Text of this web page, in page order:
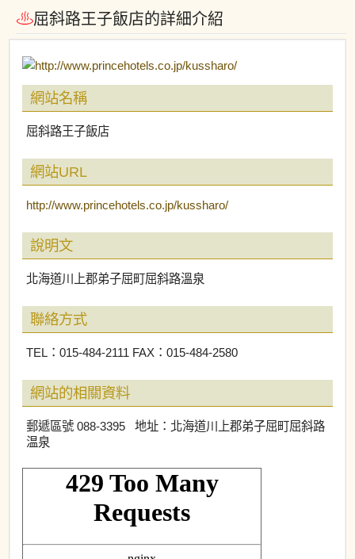
屈斜路王子飯店的詳細介紹
網站名稱
屈斜路王子飯店
網站URL
http://www.princehotels.co.jp/kussharo/
說明文
北海道川上郡弟子屈町屈斜路溫泉
聯絡方式
TEL：015-484-2111 FAX：015-484-2580
網站的相關資料
郵遞區號 088-3395 地址：北海道川上郡弟子屈町屈斜路
温泉